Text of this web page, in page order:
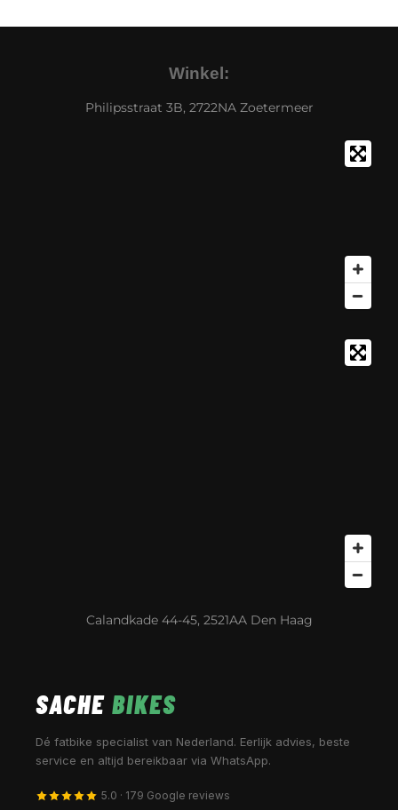
Winkel:
Philipsstraat 3B, 2722NA Zoetermeer
Calandkade 44-45, 2521AA Den Haag
SACHE BIKES
Dé fatbike specialist van Nederland. Eerlijk advies, beste
service en altijd bereikbaar via WhatsApp.
5.0 · 179 Google reviews